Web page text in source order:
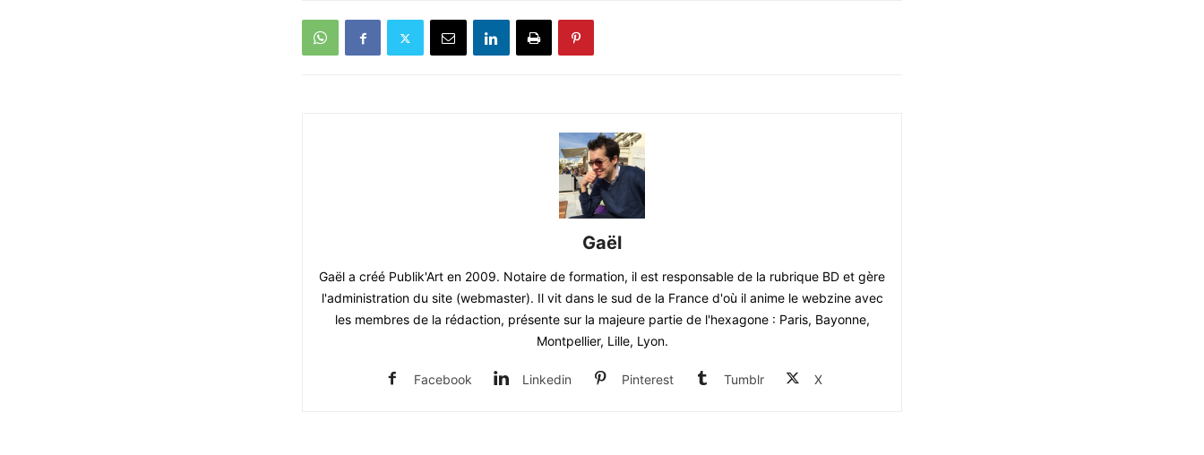
Gaël
Gaël a créé Publik'Art en 2009. Notaire de formation, il est responsable de la rubrique BD et gère
l'administration du site (webmaster). Il vit dans le sud de la France d'où il anime le webzine avec
les membres de la rédaction, présente sur la majeure partie de l'hexagone : Paris, Bayonne,
Montpellier, Lille, Lyon.
Facebook Linkedin Pinterest Tumblr X